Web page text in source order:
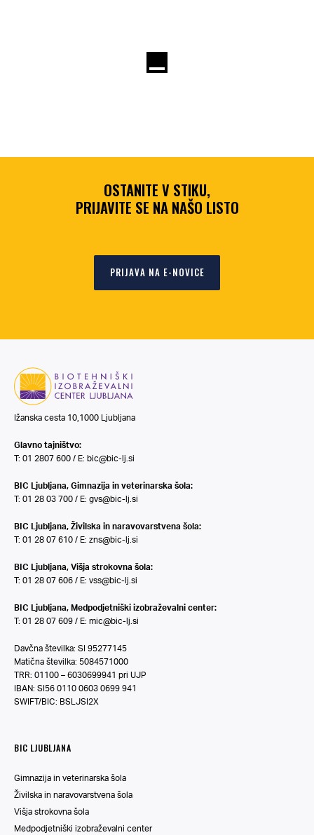
OSTANITE V STIKU,
PRIJAVITE SE NA NAŠO LISTO
PRIJAVA NA E-NOVICE
Ižanska cesta 10,1000 Ljubljana
Glavno tajništvo:
T: 01 2807 600 / E: bic@bic-lj.si
BIC Ljubljana, Gimnazija in veterinarska šola:
T: 01 28 03 700 / E: gvs@bic-lj.si
BIC Ljubljana, Živilska in naravovarstvena šola:
T: 01 28 07 610 / E: zns@bic-lj.si
BIC Ljubljana, Višja strokovna šola:
T: 01 28 07 606 / E: vss@bic-lj.si
BIC Ljubljana, Medpodjetniški izobraževalni center:
T: 01 28 07 609 / E: mic@bic-lj.si
Davčna številka: SI 95277145
Matična številka: 5084571000
TRR: 01100 – 6030699941 pri UJP
IBAN: SI56 0110 0603 0699 941
SWIFT/BIC: BSLJSI2X
BIC LJUBLJANA
Gimnazija in veterinarska šola
Živilska in naravovarstvena šola
Višja strokovna šola
Medpodjetniški izobraževalni center